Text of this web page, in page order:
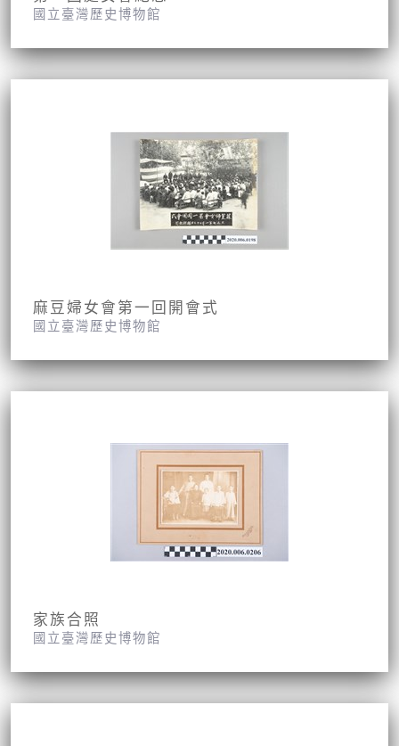
國立臺灣歷史博物館
麻豆婦女會第一回開會式
國立臺灣歷史博物館
家族合照
國立臺灣歷史博物館